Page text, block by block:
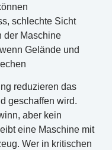
schlechte Sicht
der Maschine
Gelände und
reduzieren das
geschaffen wird.
aber kein
eine Maschine mit
Wer in kritischen